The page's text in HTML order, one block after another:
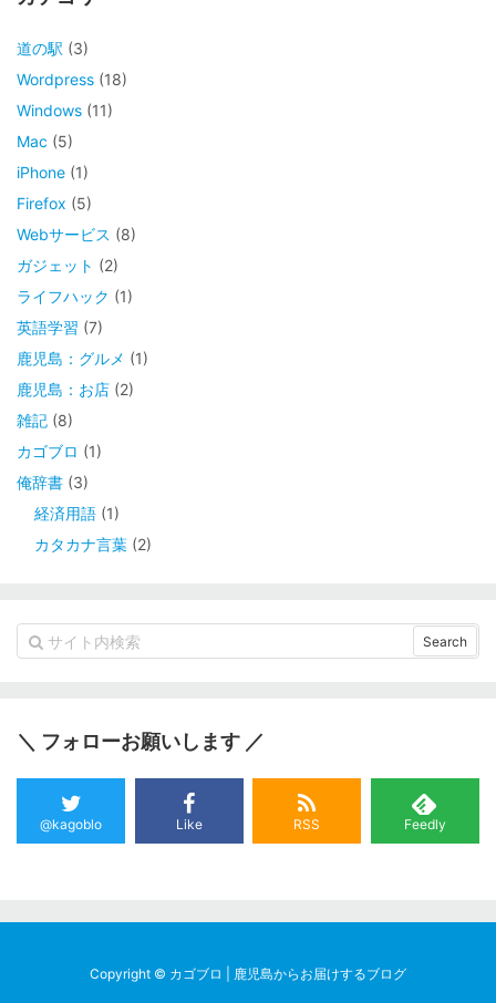
道の駅 (3)
Wordpress (18)
Windows (11)
Mac (5)
iPhone (1)
Firefox (5)
Webサービス (8)
ガジェット (2)
ライフハック (1)
英語学習 (7)
鹿児島：グルメ (1)
鹿児島：お店 (2)
雑記 (8)
カゴブロ (1)
俺辞書 (3)
経済用語 (1)
カタカナ言葉 (2)
＼ フォローお願いします ／
@kagoblo Like RSS Feedly
Copyright © カゴブロ | 鹿児島からお届けするブログ